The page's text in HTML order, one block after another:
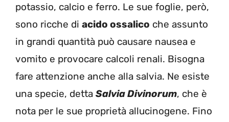
potassio, calcio e ferro. Le sue foglie, però,
sono ricche di acido ossalico che assunto
in grandi quantità può causare nausea e
vomito e provocare calcoli renali. Bisogna
fare attenzione anche alla salvia. Ne esiste
una specie, detta Salvia Divinorum, che è
nota per le sue proprietà allucinogene. Fino